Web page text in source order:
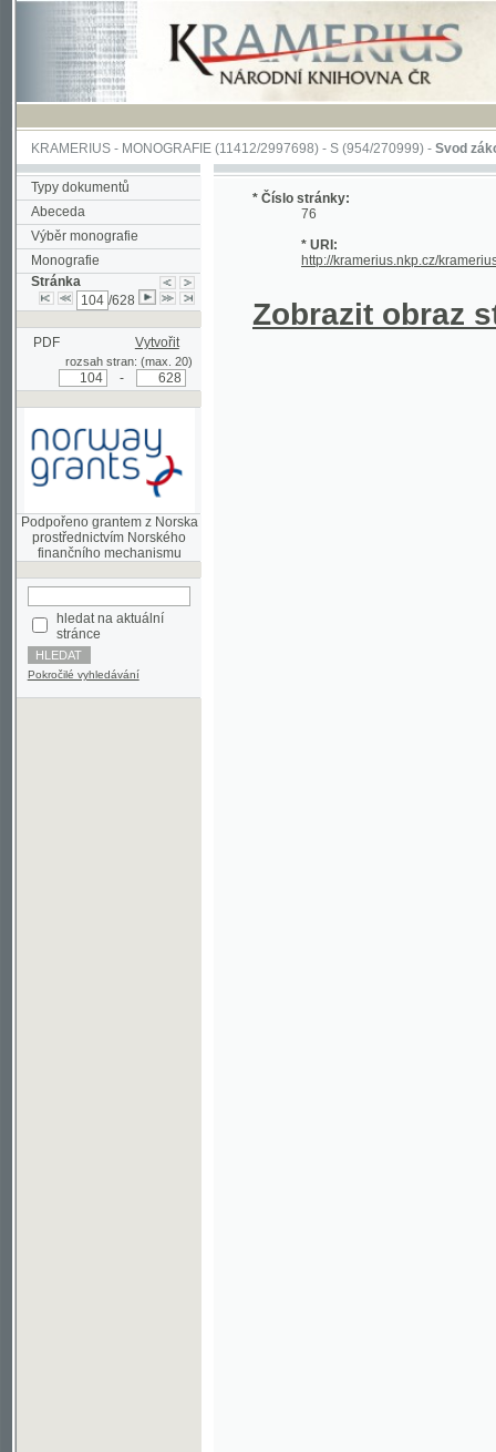
KRAMERIUS-MONOGRAFIE(11412/2997698) -S (954/270999)-Svod zákonův
Typy dokumentů
Abeceda
Výběr monografie
Monografie
Stránka
/628
PDF Vytvořit
rozsah stran: (max. 20)
Podpořeno grantem z Norska
prostřednictvím Norského
hledat na aktuální
stránce
Pokročilé vyhledávání
* Číslo stránky:
76
* URI:
http://kramerius.nkp.cz/kramerius/